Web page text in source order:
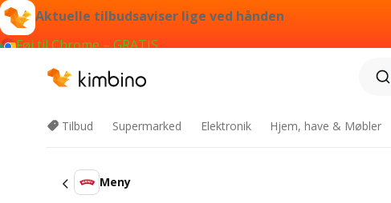
Aktuelle tilbudsaviser lige ved hånden
Føj til Chrome – GRATIS
Tilbud Supermarked Elektronik Hjem, have & Møbler
Meny